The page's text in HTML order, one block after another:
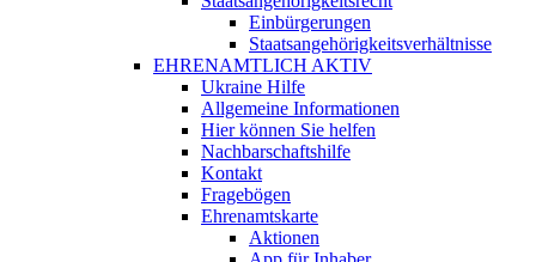
Einbürgerungen
Staatsangehörigkeitsverhältnisse
EHRENAMTLICH AKTIV
Ukraine Hilfe
Allgemeine Informationen
Hier können Sie helfen
Nachbarschaftshilfe
Kontakt
Fragebögen
Ehrenamtskarte
Aktionen